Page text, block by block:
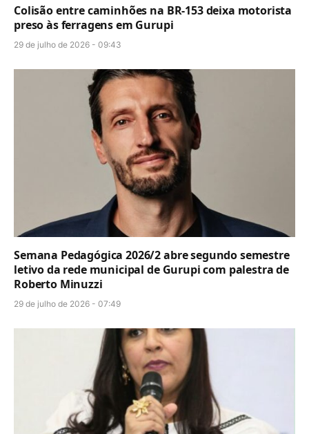
Colisão entre caminhões na BR-153 deixa motorista
preso às ferragens em Gurupi
29 de julho de 2026 - 09:43
Semana Pedagógica 2026/2 abre segundo semestre
letivo da rede municipal de Gurupi com palestra de
Roberto Minuzzi
29 de julho de 2026 - 07:49